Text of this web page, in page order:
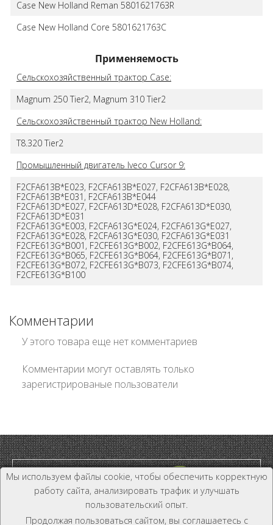
Case New Holland Reman 5801621763R
Case New Holland Core 5801621763C
Применяемость
Сельскохозяйственный трактор Case:
Magnum 250 Tier2, Magnum 310 Tier2
Сельскохозяйственный трактор New Holland:
T8.320 Tier2
Промышленный двигатель Iveco Cursor 9:
F2CFA613B*E023, F2CFA613B*E027, F2CFA613B*E028,
F2CFA613B*E031, F2CFA613B*E044
F2CFA613D*E027, F2CFA613D*E028, F2CFA613D*E030,
F2CFA613D*E031
F2CFA613G*E003, F2CFA613G*E024, F2CFA613G*E027,
F2CFA613G*E028, F2CFA613G*E030, F2CFA613G*E031
F2CFE613G*B001, F2CFE613G*B002, F2CFE613G*B064,
F2CFE613G*B065, F2CFE613G*B064, F2CFE613G*B071,
F2CFE613G*B072, F2CFE613G*B073, F2CFE613G*B074,
F2CFE613G*B100
Комментарии
У этого товара еще нет комментариев
Комментарии могут оставлять только
зарегистрированые пользователи
Дилер и Дистрибьютор
Мы используем файлы cookie, чтобы обеспечить корректную
работу сайта, анализировать трафик и улучшать
пользовательский опыт.
Продолжая пользоваться сайтом, вы соглашаетесь с